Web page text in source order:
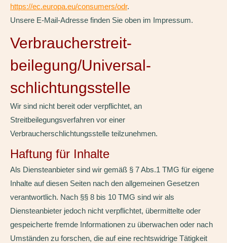
https://ec.europa.eu/consumers/odr.
Unsere E-Mail-Adresse finden Sie oben im Impressum.
Verbraucher­streit­
beilegung/Universal­
schlichtungs­stelle
Wir sind nicht bereit oder verpflichtet, an
Streitbeilegungsverfahren vor einer
Verbraucherschlichtungsstelle teilzunehmen.
Haftung für Inhalte
Als Diensteanbieter sind wir gemäß § 7 Abs.1 TMG für eigene
Inhalte auf diesen Seiten nach den allgemeinen Gesetzen
verantwortlich. Nach §§ 8 bis 10 TMG sind wir als
Diensteanbieter jedoch nicht verpflichtet, übermittelte oder
gespeicherte fremde Informationen zu überwachen oder nach
Umständen zu forschen, die auf eine rechtswidrige Tätigkeit